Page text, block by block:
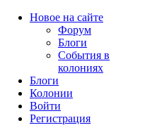
Новое на сайте
Форум
Блоги
События в
колониях
Блоги
Колонии
Войти
Peгиcтpaция